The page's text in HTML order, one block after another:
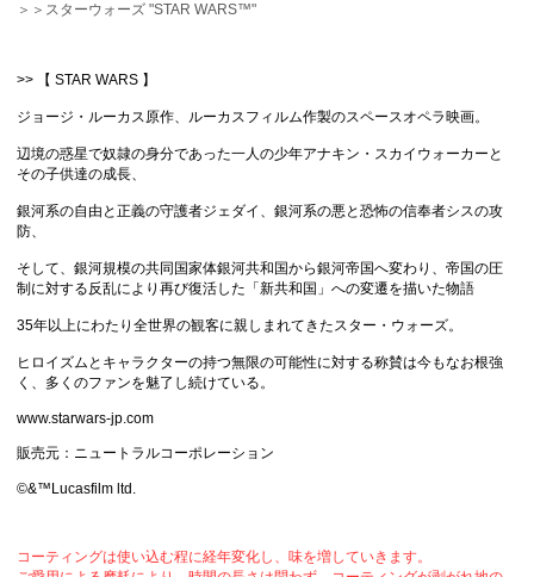
＞＞スターウォーズ "STAR WARS™"
>> 【 STAR WARS 】
ジョージ・ルーカス原作、ルーカスフィルム作製のスペースオペラ映画。
辺境の惑星で奴隷の身分であった一人の少年アナキン・スカイウォーカーと
その子供達の成長、
銀河系の自由と正義の守護者ジェダイ、銀河系の悪と恐怖の信奉者シスの攻
防、
そして、銀河規模の共同国家体銀河共和国から銀河帝国へ変わり、帝国の圧
制に対する反乱により再び復活した「新共和国」への変遷を描いた物語
35年以上にわたり全世界の観客に親しまれてきたスター・ウォーズ。
ヒロイズムとキャラクターの持つ無限の可能性に対する称賛は今もなお根強
く、多くのファンを魅了し続けている。
www.starwars-jp.com
販売元：ニュートラルコーポレーション
©&™Lucasfilm ltd.
コーティングは使い込む程に経年変化し、味を増していきます。